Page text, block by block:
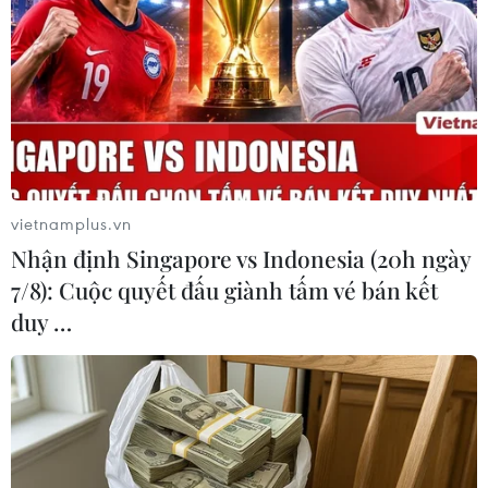
Theo dõi VietnamPlus
TIN LIÊN QUAN
vietnamplus.vn
Nhận định Singapore vs Indonesia (20h ngày
7/8): Cuộc quyết đấu giành tấm vé bán kết
duy …